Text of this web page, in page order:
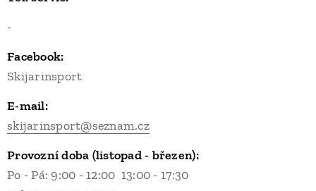
-
Facebook:
Skijarinsport
E-mail:
skijarinsport@seznam.cz
Provozní doba (listopad - březen):
Po - Pá: 9:00 - 12:00 13:00 - 17:30